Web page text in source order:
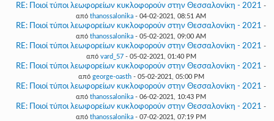
RE: Ποιοί τύποι λεωφορείων κυκλοφορούν στην Θεσσαλονίκη - 2021 -
από thanossalonika - 04-02-2021, 08:51 AM
RE: Ποιοί τύποι λεωφορείων κυκλοφορούν στην Θεσσαλονίκη - 2021 -
από thanossalonika - 05-02-2021, 09:00 AM
RE: Ποιοί τύποι λεωφορείων κυκλοφορούν στην Θεσσαλονίκη - 2021 -
από vard_57- 05-02-2021, 01:40 PM
RE: Ποιοί τύποι λεωφορείων κυκλοφορούν στην Θεσσαλονίκη - 2021 -
από george-oasth- 05-02-2021, 05:00 PM
RE: Ποιοί τύποι λεωφορείων κυκλοφορούν στην Θεσσαλονίκη - 2021 -
από thanossalonika - 06-02-2021, 10:43 PM
RE: Ποιοί τύποι λεωφορείων κυκλοφορούν στην Θεσσαλονίκη - 2021 -
από thanossalonika - 07-02-2021, 07:19 PM